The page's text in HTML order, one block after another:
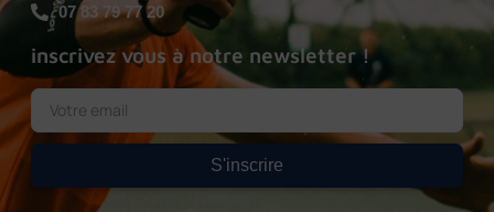
07 83 79 77 20
inscrivez vous à notre newsletter !
S'inscrire